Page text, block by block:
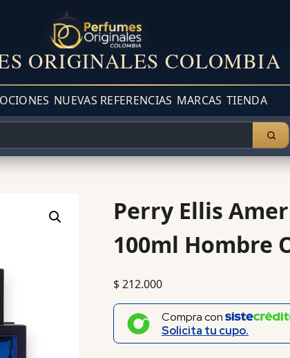
ORIGINALES COLOMBIA
NUEVAS REFERENCIAS MARCAS TIENDA
Perry Ellis
100ml Hombre
$212.000
Compra con
Solicita tu cupo.